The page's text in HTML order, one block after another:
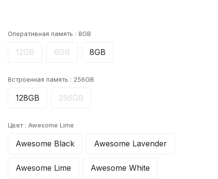
Оперативная память : 8GB
12GB 6GB 8GB
Встроенная память : 256GB
128GB 256GB
Цвет : Awesome Lime
Awesome Black Awesome Lavender
Awesome Lime Awesome White